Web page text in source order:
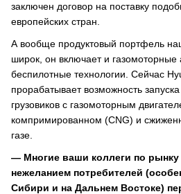
заключен договор на поставку
европейских стран.
А вообще продуктовый портфель
широк, он включает и газомоторные
беспилотные технологии. Сейчас
прорабатывает возможность
грузовиков с газомоторным
компримированном (CNG) и
газе.
— Многие ваши коллеги по рынку
нежеланием потребителей
Сибири и на Дальнем Востоке)